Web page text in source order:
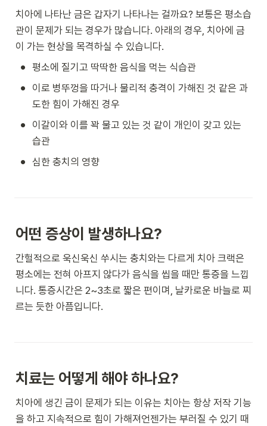
치아에 나타난 금은 갑자기 나타나는 걸까요? 보통은 평소습
관이 문제가 되는 경우가 많습니다. 아래의 경우, 치아에 금
이 가는 현상을 목격하실 수 있습니다.
• 평소에 질기고 딱딱한 음식을 먹는 식습관
•
이로 병뚜껑을 따거나 물리적 충격이 가해진 것 같은 과
도한 힘이 가해진 경우
•
이갈이와 이를 꽉 물고 있는 것 같이 개인이 갖고 있는
습관
• 심한 충치의 영향
어떤 증상이 발생하나요?
간헐적으로 욱신욱신 쑤시는 충치와는 다르게 치아 크랙은
평소에는 전혀 아프지 않다가 음식을 씹을 때만 통증을 느낍
니다. 통증시간은 2~3초로 짧은 편이며, 날카로운 바늘로 찌
르는 듯한 아픔입니다.
치료는 어떻게 해야 하나요?
치아에 생긴 금이 문제가 되는 이유는 치아는 항상 저작 기능
을 하고 지속적으로 힘이 가해져언젠가는 부러질 수 있기 때